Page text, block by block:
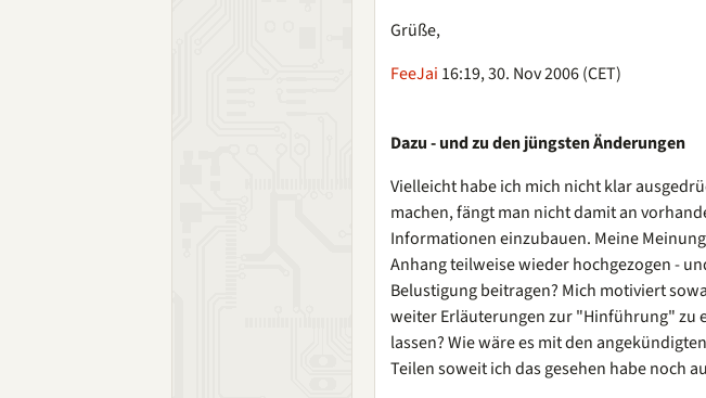
Grüße,
FeeJai 16:19, 30. Nov 2006 (CET)
Dazu - und zu den jüngsten Änderungen
Vielleicht habe ich mich nicht klar
machen, fängt man nicht damit an
Informationen einzubauen. Meine
Anhang teilweise wieder hochgezogen -
Belustigung beitragen? Mich motiviert
weiter Erläuterungen zur "Hinführung" zu
lassen? Wie wäre es mit den
Teilen soweit ich das gesehen habe noch